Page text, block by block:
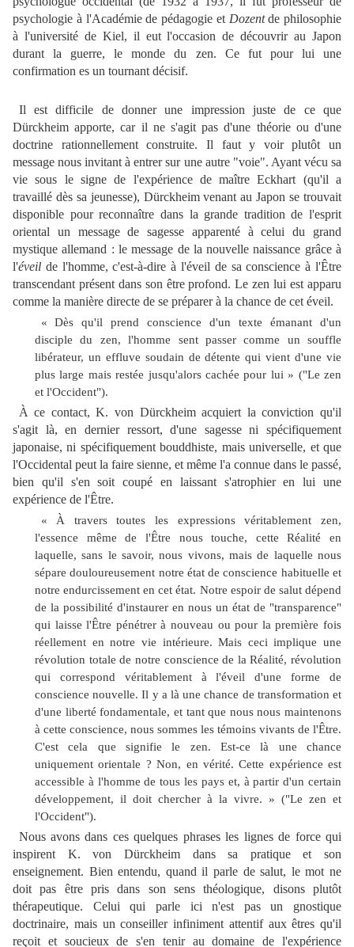
psychologie à l'Académie de pédagogie et Dozentde philosophie
à l'université de Kiel, il eut l'occasion de découvrir au Japon
durant la guerre, le monde du zen. Ce fut pour lui une
confirmation es un tournant décisif.
Il est difficile de donner une impression juste de ce que
Dürckheim apporte, car il ne s'agit pas d'une théorie ou d'une
doctrine rationnellement construite. Il faut y voir plutôt un
message nous invitant à entrer sur une autre "voie". Ayant vécu sa
vie sous le signe de l'expérience de maître Eckhart (qu'il a
travaillé dès sa jeunesse), Dürckheim venant au Japon se trouvait
disponible pour reconnaître dans la grande tradition de l'esprit
oriental un message de sagesse apparenté à celui du grand
mystique allemand : le message de la nouvelle naissance grâce à
l'éveil de l'homme, c'est-à-dire à l'éveil de sa conscience à l'Être
transcendant présent dans son être profond. Le zen lui est apparu
comme la manière directe de se préparer à la chance de cet éveil.
« Dès qu'il prend conscience d'un texte émanant d'un
disciple du zen, l'homme sent passer comme un souffle
libérateur, un effluve soudain de détente qui vient d'une vie
plus large mais restée jusqu'alors cachée pour lui » ("Le zen
et l'Occident").
À ce contact, K. von Dürckheim acquiert la conviction qu'il
s'agit là, en dernier ressort, d'une sagesse ni spécifiquement
japonaise, ni spécifiquement bouddhiste, mais universelle, et que
l'Occidental peut la faire sienne, et même l'a connue dans le passé,
bien qu'il s'en soit coupé en laissant s'atrophier en lui une
expérience de l'Être.
« À travers toutes les expressions véritablement zen,
l'essence même de l'Être nous touche, cette Réalité en
laquelle, sans le savoir, nous vivons, mais de laquelle nous
sépare douloureusement notre état de conscience habituelle et
notre endurcissement en cet état. Notre espoir de salut dépend
de la possibilité d'instaurer en nous un état de "transparence"
qui laisse l'Être pénétrer à nouveau ou pour la première fois
réellement en notre vie intérieure. Mais ceci implique une
révolution totale de notre conscience de la Réalité, révolution
qui correspond véritablement à l'éveil d'une forme de
conscience nouvelle. Il y a là une chance de transformation et
d'une liberté fondamentale, et tant que nous nous maintenons
à cette conscience, nous sommes les témoins vivants de l'Être.
C'est cela que signifie le zen. Est-ce là une chance
uniquement orientale ? Non, en vérité. Cette expérience est
accessible à l'homme de tous les pays et, à partir d'un certain
développement, il doit chercher à la vivre. » ("Le zen et
l'Occident").
Nous avons dans ces quelques phrases les lignes de force qui
inspirent K. von Dürckheim dans sa pratique et son
enseignement. Bien entendu, quand il parle de salut, le mot ne
doit pas être pris dans son sens théologique, disons plutôt
thérapeutique. Celui qui parle ici n'est pas un gnostique
doctrinaire, mais un conseiller infiniment attentif aux êtres qu'il
reçoit et soucieux de s'en tenir au domaine de l'expérience